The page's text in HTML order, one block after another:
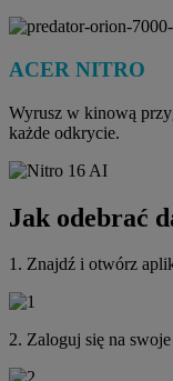
ACER NITRO
Wyrusz w kinową
każde odkrycie.
Jak odebrać
1. Znajdź i otwórz
2. Zaloguj się na